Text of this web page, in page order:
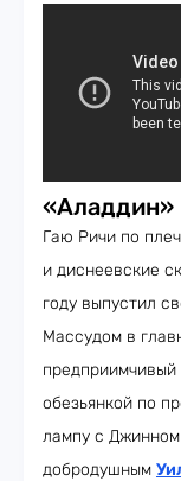
«Аладдин»
Гаю Ричи по
и диснеевские
году выпустил
Массудом в
обезьянкой по
лампу с
добродушным